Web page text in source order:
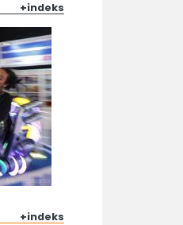
+indeks
+indeks